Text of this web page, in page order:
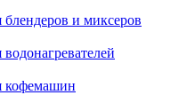
блендеров и миксеров
водонагревателей
кофемашин